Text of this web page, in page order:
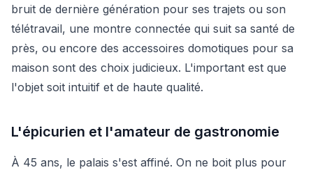
bruit de dernière génération pour ses trajets ou son
télétravail, une montre connectée qui suit sa santé de
près, ou encore des accessoires domotiques pour sa
maison sont des choix judicieux. L'important est que
l'objet soit intuitif et de haute qualité.
L'épicurien et l'amateur de gastronomie
À 45 ans, le palais s'est affiné. On ne boit plus pour